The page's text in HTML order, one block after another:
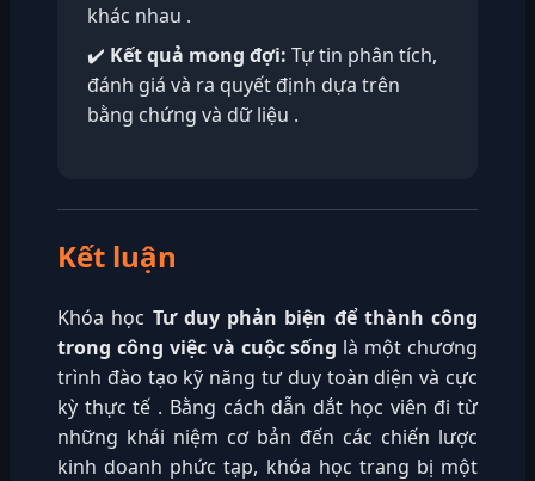
khác nhau .
✔️ Kết quả mong đợi: Tự tin phân tích,
đánh giá và ra quyết định dựa trên
bằng chứng và dữ liệu .
Kết luận
Khóa học Tư duy phản biện để thành công
trong công việc và cuộc sống là một chương
trình đào tạo kỹ năng tư duy toàn diện và cực
kỳ thực tế . Bằng cách dẫn dắt học viên đi từ
những khái niệm cơ bản đến các chiến lược
kinh doanh phức tạp, khóa học trang bị một